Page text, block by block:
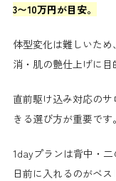
3〜10万円が目安。
体型変化は難しいた
消・肌の艶仕上げに目
直前駆け込み対応の
きる選び方が重要です。
1dayプランは背中・
日前に入れるのがベス